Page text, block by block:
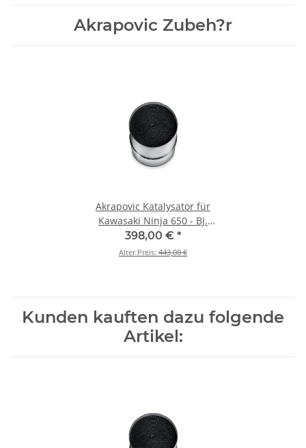
Akrapovic Zubeh?r
Akrapovic Katalysator für
Kawasaki Ninja 650 - BJ.
2017 > 2020 (P-KAT-076)
398,00 € *
Alter Preis: 443,00 €
Kunden kauften dazu folgende
Artikel: